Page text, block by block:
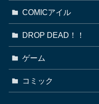
COMICアイル
DROP DEAD！！
ゲーム
コミック